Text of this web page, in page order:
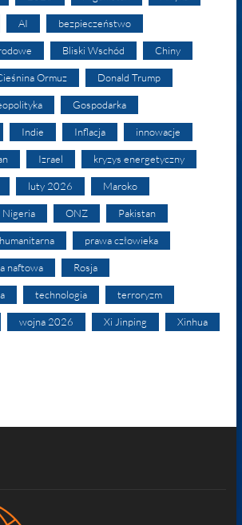
AI bezpieczeństwo
Bliski Wschód Chiny
Ormuz Donald Trump
Gospodarka
Indie Inflacja innowacje
Izrael kryzys energetyczny
luty 2026 Maroko
Nigeria ONZ Pakistan
prawa człowieka
naftowa Rosja
technologia terroryzm
wojna 2026 Xi Jinping Xinhua